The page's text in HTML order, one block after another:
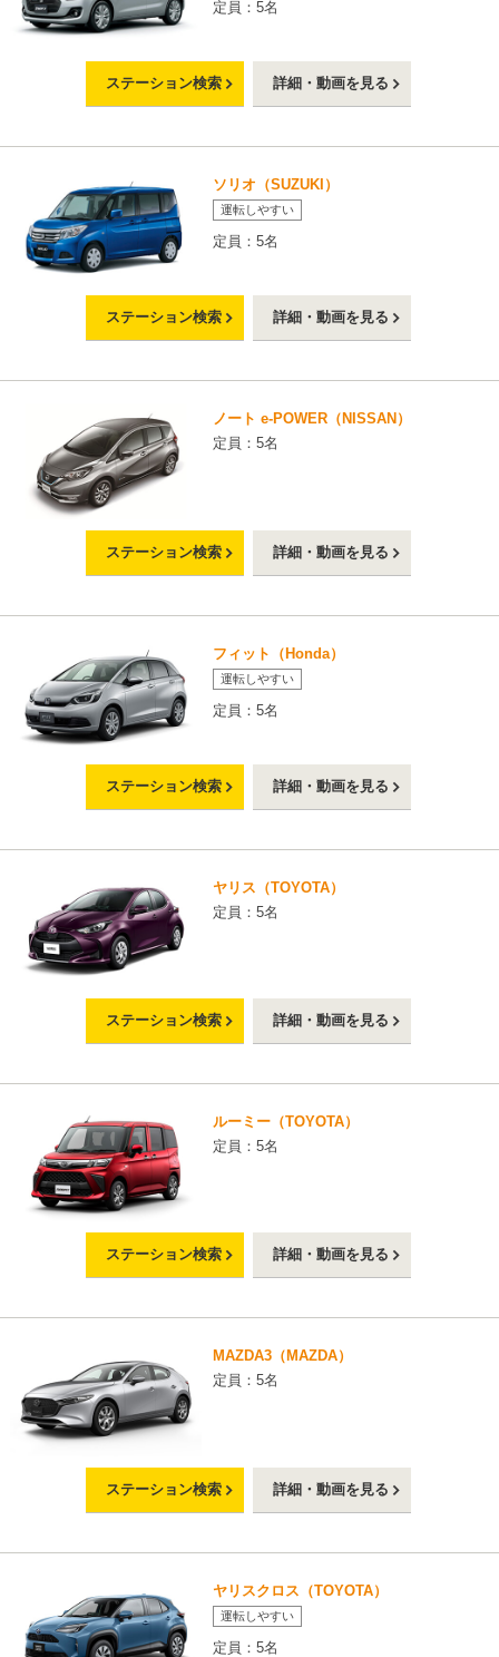
定員：5名
ステーション検索 詳細・動画を見る
ソリオ（SUZUKI）
運転しやすい
定員：5名
ステーション検索 詳細・動画を見る
ノート e-POWER（NISSAN）
定員：5名
ステーション検索 詳細・動画を見る
フィット（Honda）
運転しやすい
定員：5名
ステーション検索 詳細・動画を見る
ヤリス（TOYOTA）
定員：5名
ステーション検索 詳細・動画を見る
ルーミー（TOYOTA）
定員：5名
ステーション検索 詳細・動画を見る
MAZDA3（MAZDA）
定員：5名
ステーション検索 詳細・動画を見る
ヤリスクロス（TOYOTA）
運転しやすい
定員：5名